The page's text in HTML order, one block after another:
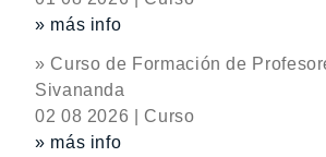
» más info
» Curso de Formación de
Sivananda
02 08 2026 | Curso
» más info